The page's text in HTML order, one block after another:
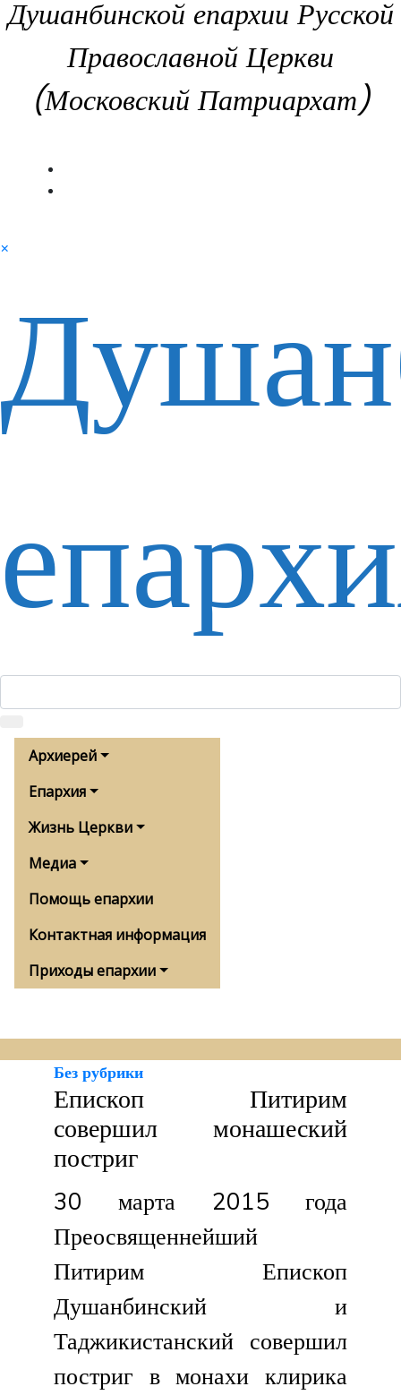
Душанбинской епархии Русской
Православной Церкви
(Московский Патриархат)
×
Архиерей
Епархия
Жизнь Церкви
Медиа
Помощь епархии
Контактная информация
Приходы епархии
Без рубрики
Епископ Питирим
совершил монашеский
постриг
30 марта 2015 года
Преосвященнейший
Питирим Епископ
Душанбинский и
Таджикистанский совершил
постриг в монахи клирика